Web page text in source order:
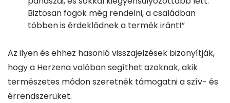
Biztosan fogok még rendelni, a családban
többen is érdeklődnek a termék iránt!”
Az ilyen és ehhez hasonló visszajelzések bizonyítják,
hogy a Herzena valóban segíthet azoknak, akik
természetes módon szeretnék támogatni a szív- és
érrendszerüket.